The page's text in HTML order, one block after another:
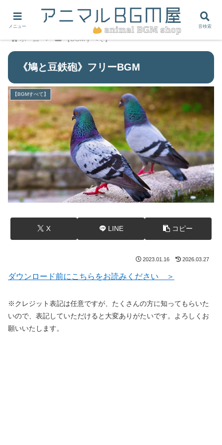
ホーム 【BGMすべて】
《鳩と豆鉄砲》フリーBGM
【BGMすべて】
X LINE コピー
2023.01.16 2026.03.27
ダウンロード前にこちらをお読みください ＞
※クレジット表記は任意ですが、たくさんの方に知ってもらいた
いので、表記していただけると大変ありがたいです。よろしくお
願いいたします。
メニュー 音検索